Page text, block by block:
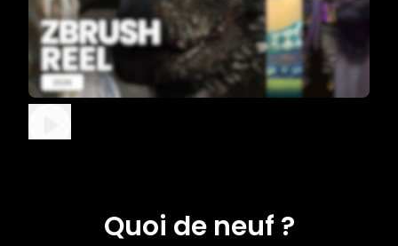
Quoi de neuf ?